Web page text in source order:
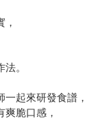
。
起來研發食譜，
脆口感，